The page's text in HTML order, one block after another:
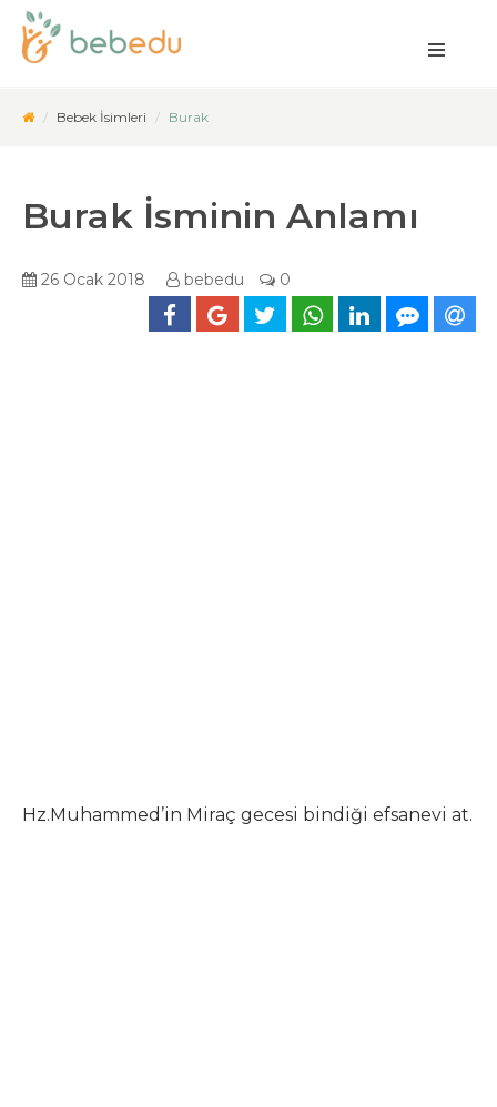
Bebek İsimleri Burak
Burak İsminin Anlamı
26 Ocak 2018 bebedu 0
Hz.Muhammed’in Miraç gecesi bindiği efsanevi at.